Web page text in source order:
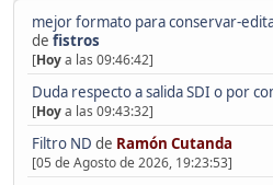
mejor formato para conservar-
de fistros
[Hoya las 09:46:42]
Duda respecto a salida SDI o por
[Hoya las 09:43:32]
Filtro ND de Ramón Cutanda
[05 de Agosto de 2026, 19:23:53]